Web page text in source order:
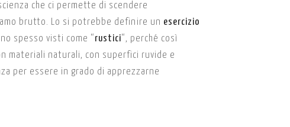
che ci permette di scendere
brutto. Lo si potrebbe definire un esercizio
spesso visti come “rustici“, perché così
materiali naturali, con superfici ruvide e
per essere in grado di apprezzarne